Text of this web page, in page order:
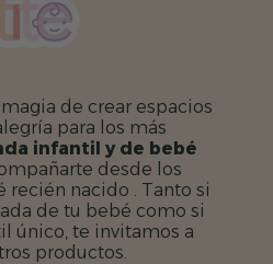
€
de crear espacios
para los más
infantil y de bebé
desde los
nacido . Tanto si
de tu bebé como si
único, te invitamos a
productos.